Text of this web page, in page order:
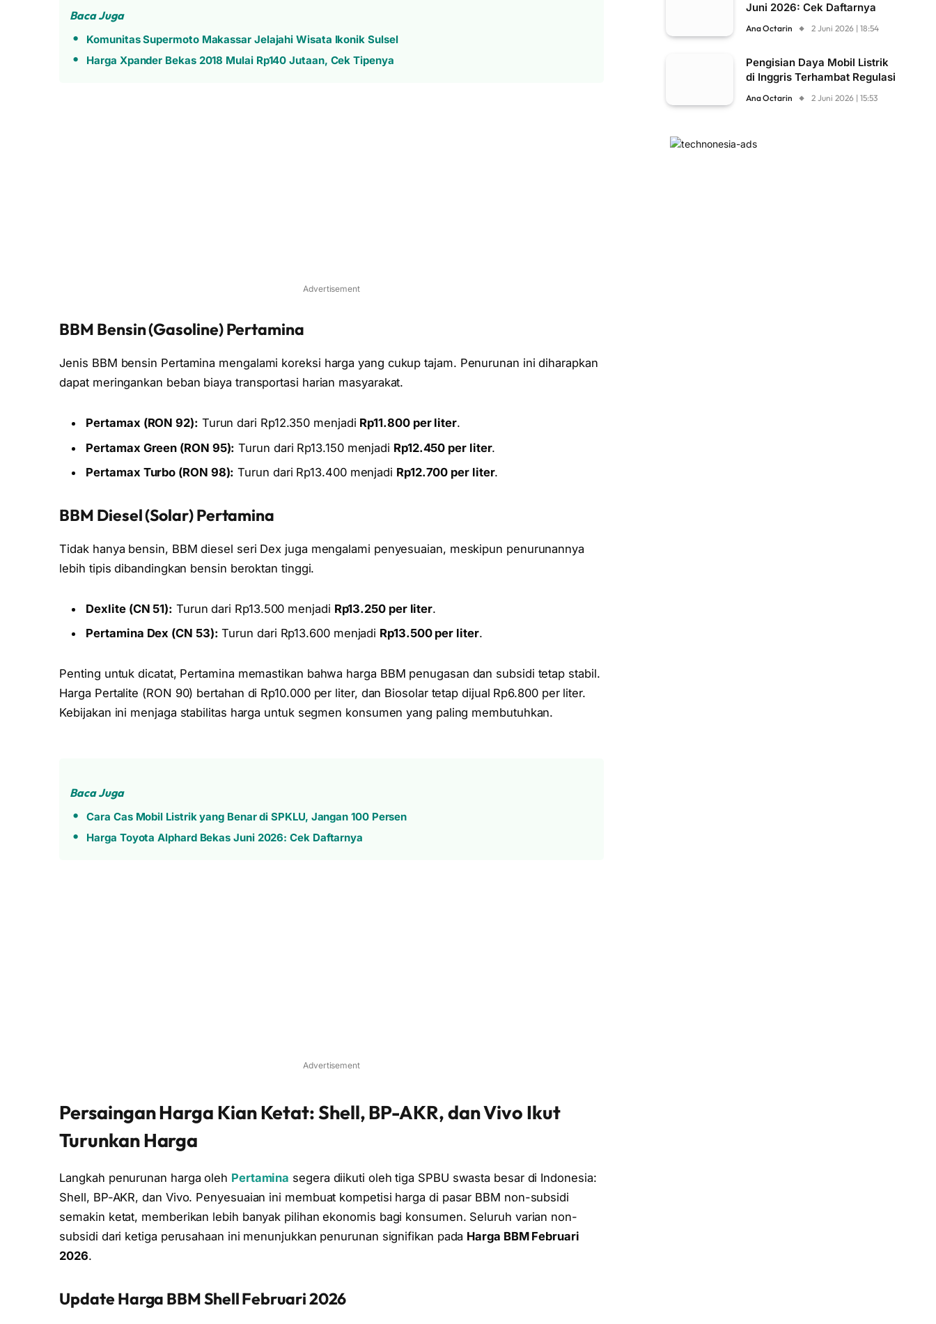
Baca Juga
Komunitas Supermoto Makassar Jelajahi Wisata Ikonik Sulsel
Harga Xpander Bekas 2018 Mulai Rp140 Jutaan, Cek Tipenya
Advertisement
BBM Bensin (Gasoline) Pertamina
Jenis BBM bensin Pertamina mengalami koreksi harga yang cukup tajam. Penurunan ini diharapkan
dapat meringankan beban biaya transportasi harian masyarakat.
Pertamax (RON 92): Turun dari Rp12.350 menjadi Rp11.800 per liter.
Pertamax Green (RON 95): Turun dari Rp13.150 menjadi Rp12.450 per liter.
Pertamax Turbo (RON 98): Turun dari Rp13.400 menjadi Rp12.700 per liter.
BBM Diesel (Solar) Pertamina
Tidak hanya bensin, BBM diesel seri Dex juga mengalami penyesuaian, meskipun penurunannya
lebih tipis dibandingkan bensin beroktan tinggi.
Dexlite (CN 51): Turun dari Rp13.500 menjadi Rp13.250 per liter.
Pertamina Dex (CN 53): Turun dari Rp13.600 menjadi Rp13.500 per liter.
Penting untuk dicatat, Pertamina memastikan bahwa harga BBM penugasan dan subsidi tetap stabil.
Harga Pertalite (RON 90) bertahan di Rp10.000 per liter, dan Biosolar tetap dijual Rp6.800 per liter.
Kebijakan ini menjaga stabilitas harga untuk segmen konsumen yang paling membutuhkan.
Baca Juga
Cara Cas Mobil Listrik yang Benar di SPKLU, Jangan 100 Persen
Harga Toyota Alphard Bekas Juni 2026: Cek Daftarnya
Advertisement
Persaingan Harga Kian Ketat: Shell, BP-AKR, dan Vivo Ikut
Turunkan Harga
Langkah penurunan harga oleh Pertamina segera diikuti oleh tiga SPBU swasta besar di Indonesia:
Shell, BP-AKR, dan Vivo. Penyesuaian ini membuat kompetisi harga di pasar BBM non-subsidi
semakin ketat, memberikan lebih banyak pilihan ekonomis bagi konsumen. Seluruh varian non-
subsidi dari ketiga perusahaan ini menunjukkan penurunan signifikan pada Harga BBM Februari
2026.
Update Harga BBM Shell Februari 2026
Juni 2026: Cek Daftarnya
Ana Octarin 2 Juni 2026 | 18:54
Pengisian Daya Mobil Listrik
di Inggris Terhambat Regulasi
Ana Octarin 2 Juni 2026 | 15:53